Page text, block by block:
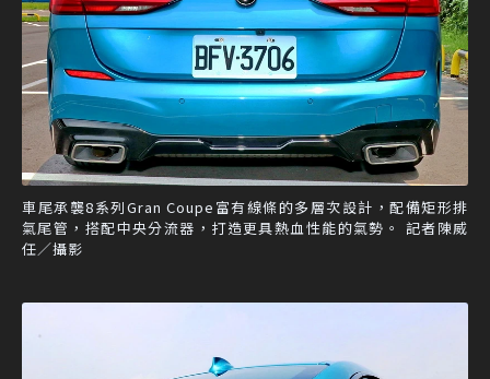
車尾承襲8系列Gran Coupe富有線條的多層次設計，配備矩形排
氣尾管，搭配中央分流器，打造更具熱血性能的氣勢。 記者陳威
任／攝影